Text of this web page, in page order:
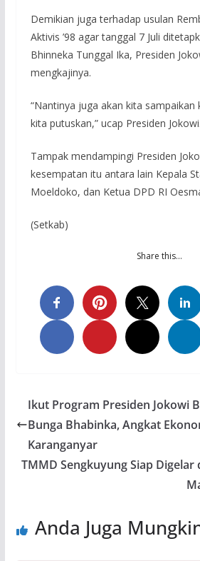
Demikian juga terhadap usulan
Aktivis ’98 agar tanggal 7 Juli
Bhinneka Tunggal Ika, Presiden
mengkajinya.
“Nantinya juga akan kita sampaikan
kita putuskan,” ucap Presiden Jokowi.
Tampak mendampingi Presiden
kesempatan itu antara lain Kepala
Moeldoko, dan Ketua DPD RI
(Setkab)
Share this…
Ikut Program Presiden Jokowi
Bunga Bhabinka, Angkat
Karanganyar
TMMD Sengkuyung Siap Digelar
Anda Juga